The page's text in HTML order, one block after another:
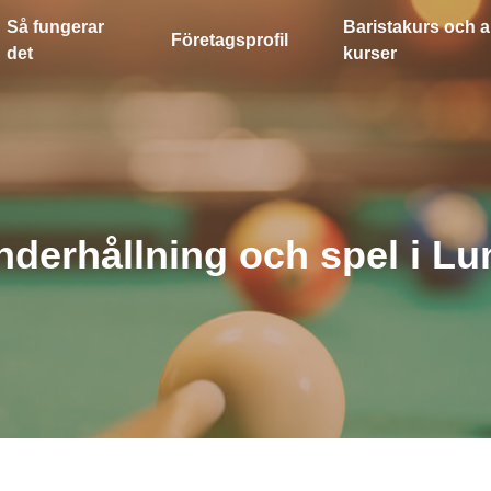
Så fungerar
det
Företagsprofil
Baristakurs och
kurser
och spel i